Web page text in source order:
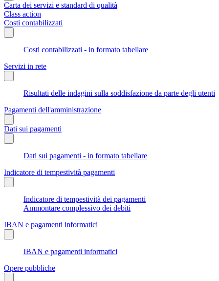
Carta dei servizi e standard di qualità
Class action
Costi contabilizzati
Costi contabilizzati - in formato tabellare
Servizi in rete
Risultati delle indagini sulla soddisfazione da parte degli utenti
Pagamenti dell'amministrazione
Dati sui pagamenti
Dati sui pagamenti - in formato tabellare
Indicatore di tempestività pagamenti
Indicatore di tempestività dei pagamenti
Ammontare complessivo dei debiti
IBAN e pagamenti informatici
IBAN e pagamenti informatici
Opere pubbliche